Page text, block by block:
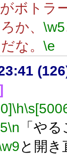
ボトラ
か、 \w5
な。 \e
\h
\n 「や
と開